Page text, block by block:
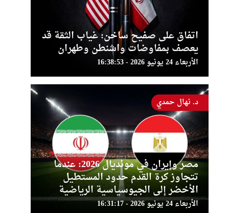
اتفاق على صفيح ساخن: غياب الثقة قد
يعصف بمفاوضات واشنطن وطهران
الأربعاء 24 يونيو 2026 - 16:38:53
مصر وإيران في مونديال 2026: عندما
تتجاوز كرة القدم حدود المستطيل
الأخضر إلى الجيوسياسية الرياضية
الأربعاء 24 يونيو 2026 - 16:31:17
د. نهال حمدي